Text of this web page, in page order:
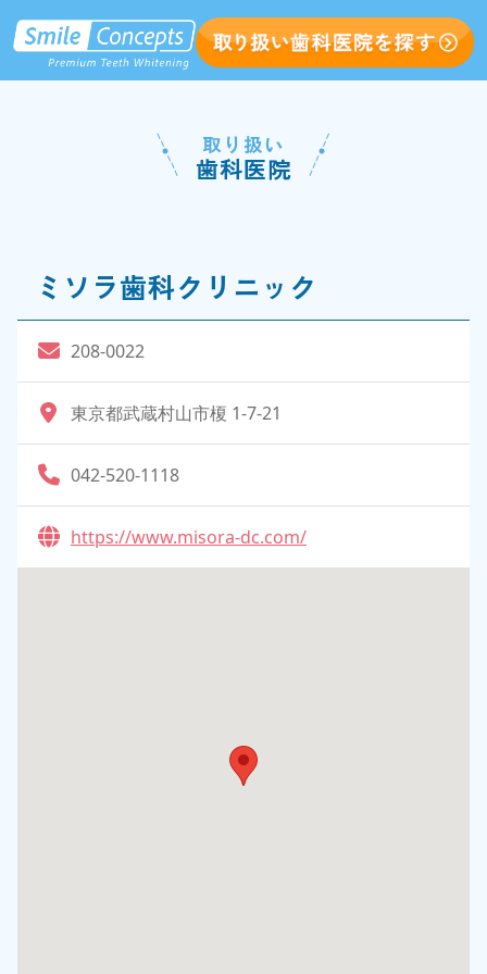
取り扱い
歯科医院
ミソラ歯科クリニック
208-0022
東京都武蔵村山市榎 1-7-21
042-520-1118
https://www.misora-dc.com/